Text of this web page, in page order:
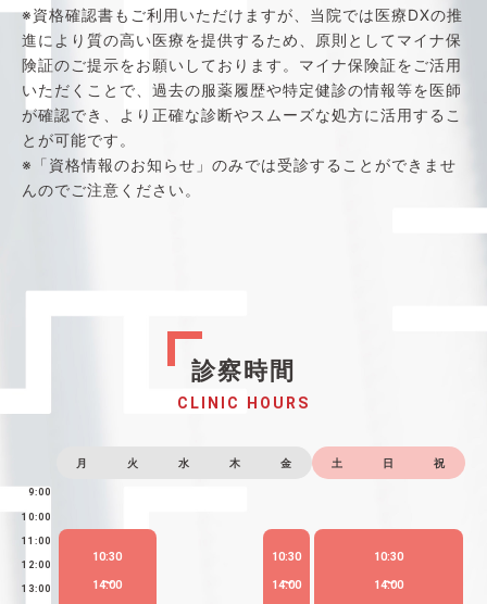
※資格確認書もご利用いただけますが、当院では医療DXの推
進により質の高い医療を提供するため、原則としてマイナ保
険証のご提示をお願いしております。マイナ保険証をご活用
いただくことで、過去の服薬履歴や特定健診の情報等を医師
が確認でき、より正確な診断やスムーズな処方に活用するこ
とが可能です。
※「資格情報のお知らせ」のみでは受診することができませ
んのでご注意ください。
診察時間
CLINIC HOURS
月 火 水 木 金 土 日 祝
9:00
10:00
11:00
12:00
13:00
10:30
14:00
10:30
14:00
10:30
14:00